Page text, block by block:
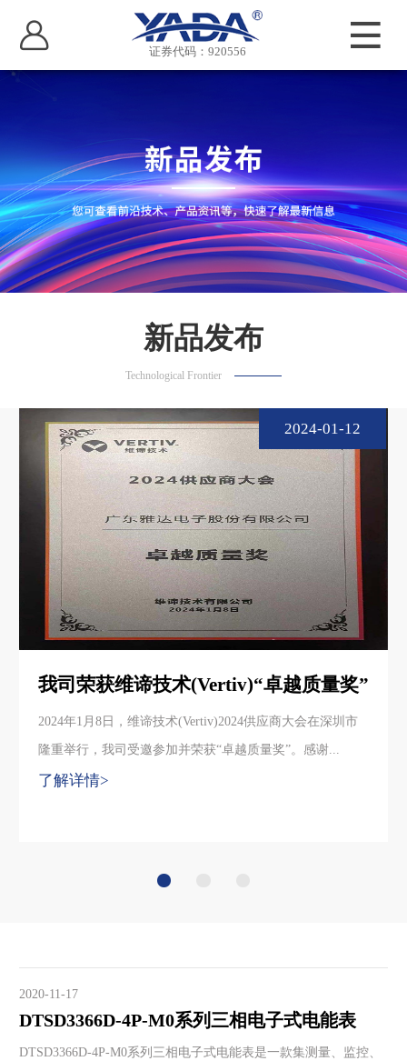
证券代码：920556
新品发布
Technological Frontier
2024-01-12
我司荣获维谛技术(Vertiv)“卓越质量奖”
2024年1月8日，维谛技术(Vertiv)2024供应商大会在深圳市
隆重举行，我司受邀参加并荣获“卓越质量奖”。感谢...
了解详情>
2020-11-17
DTSD3366D-4P-M0系列三相电子式电能表
DTSD3366D-4P-M0系列三相电子式电能表是一款集测量、监控、